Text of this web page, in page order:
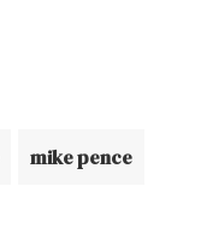
mike pence